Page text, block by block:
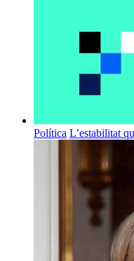
Política L’estabilitat